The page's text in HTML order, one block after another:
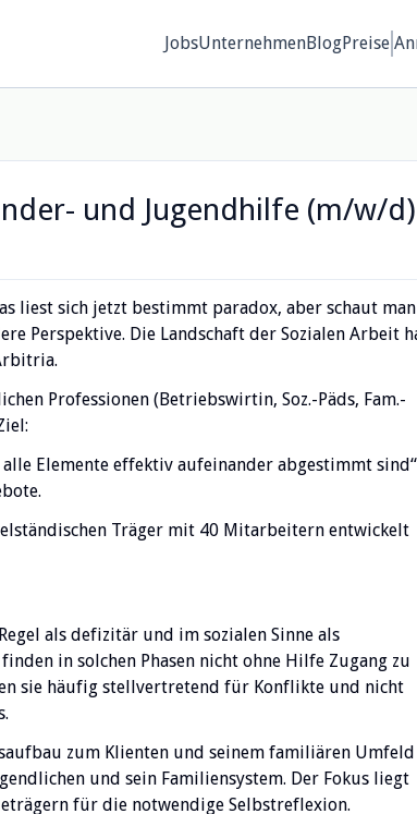
JobsUnternehmenBlogPreise
und Jugendhilfe (m/w/d)
liest sich jetzt bestimmt paradox, aber schaut man
Perspektive. Die Landschaft der Sozialen Arbeit
Professionen (Betriebswirtin, Soz.-Päds, Fam.-
Elemente effektiv aufeinander abgestimmt sind“
Träger mit 40 Mitarbeitern entwickelt
als defizitär und im sozialen Sinne als
in solchen Phasen nicht ohne Hilfe Zugang zu
sie häufig stellvertretend für Konflikte und nicht
zum Klienten und seinem familiären Umfeld
und sein Familiensystem. Der Fokus liegt
für die notwendige Selbstreflexion.